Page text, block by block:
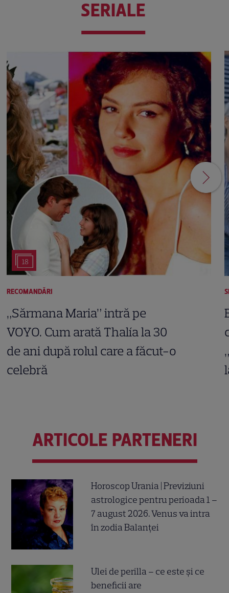
SERIALE
18
RECOMANDĂRI
„Sărmana Maria” intră pe
VOYO. Cum arată Thalía la 30
de ani după rolul care a făcut-o
celebră
ARTICOLE PARTENERI
Horoscop Urania | Previziuni
astrologice pentru perioada 1 –
7 august 2026. Venus va intra
în zodia Balanței
Ulei de perilla – ce este și ce
beneficii are